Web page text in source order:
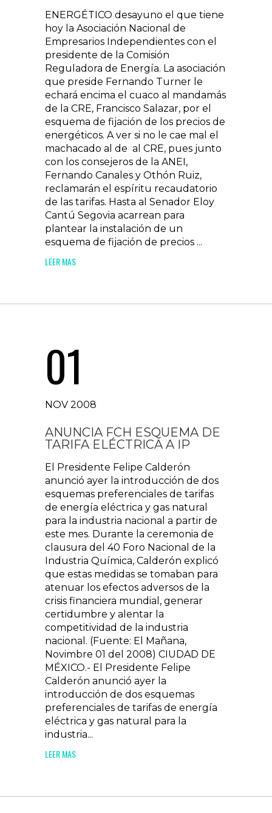
ENERGÉTICO desayuno el que tiene
hoy la Asociación Nacional de
Empresarios Independientes con el
presidente de la Comisión
Reguladora de Energía. La asociación
que preside Fernando Turner le
echará encima el cuaco al mandamás
de la CRE, Francisco Salazar, por el
esquema de fijación de los precios de
energéticos. A ver si no le cae mal el
machacado al de al CRE, pues junto
con los consejeros de la ANEI,
Fernando Canales y Othón Ruiz,
reclamarán el espíritu recaudatorio
de las tarifas. Hasta al Senador Eloy
Cantú Segovia acarrean para
plantear la instalación de un
esquema de fijación de precios ...
LEER MAS
01
NOV 2008
ANUNCIA FCH ESQUEMA DE
TARIFA ELÉCTRICA A IP
El Presidente Felipe Calderón
anunció ayer la introducción de dos
esquemas preferenciales de tarifas
de energía eléctrica y gas natural
para la industria nacional a partir de
este mes. Durante la ceremonia de
clausura del 40 Foro Nacional de la
Industria Química, Calderón explicó
que estas medidas se tomaban para
atenuar los efectos adversos de la
crisis financiera mundial, generar
certidumbre y alentar la
competitividad de la industria
nacional. (Fuente: El Mañana,
Novimbre 01 del 2008) CIUDAD DE
MÉXICO.- El Presidente Felipe
Calderón anunció ayer la
introducción de dos esquemas
preferenciales de tarifas de energía
eléctrica y gas natural para la
industria...
LEER MAS